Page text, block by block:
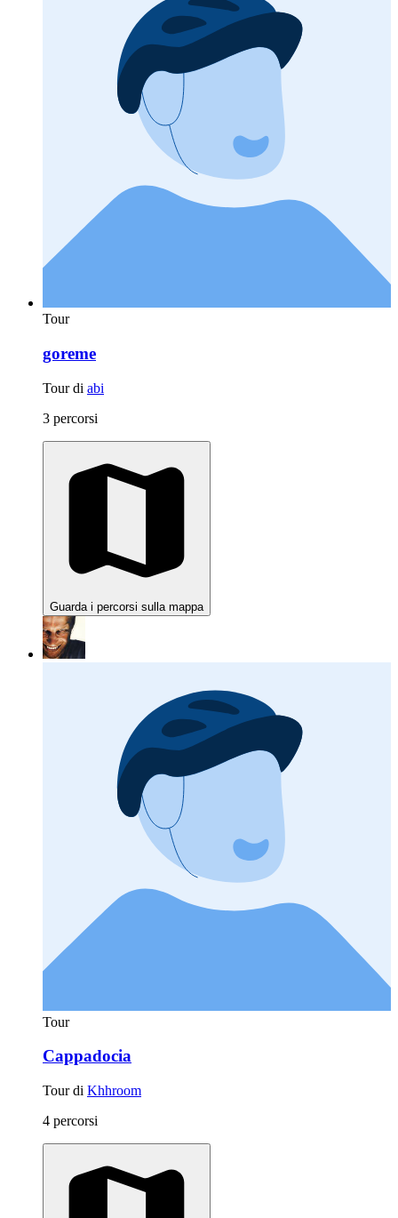
Tour
goreme
Tour di abi
3 percorsi
Guarda i percorsi sulla mappa
Tour
Cappadocia
Tour di Khhroom
4 percorsi